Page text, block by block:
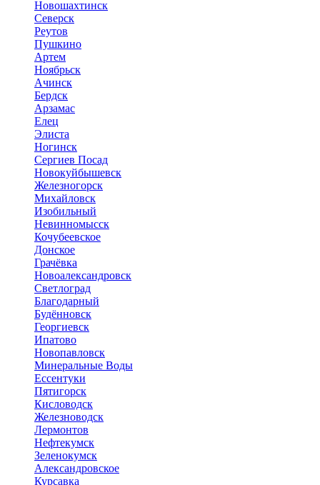
Новошахтинск
Северск
Реутов
Пушкино
Артем
Ноябрьск
Ачинск
Бердск
Арзамас
Елец
Элиста
Ногинск
Сергиев Посад
Новокуйбышевск
Железногорск
Михайловск
Изобильный
Невинномысск
Кочубеевское
Донское
Грачёвка
Новоалександровск
Светлоград
Благодарный
Будённовск
Георгиевск
Ипатово
Новопавловск
Минеральные Воды
Ессентуки
Пятигорск
Кисловодск
Железноводск
Лермонтов
Нефтекумск
Зеленокумск
Александровское
Курсавка